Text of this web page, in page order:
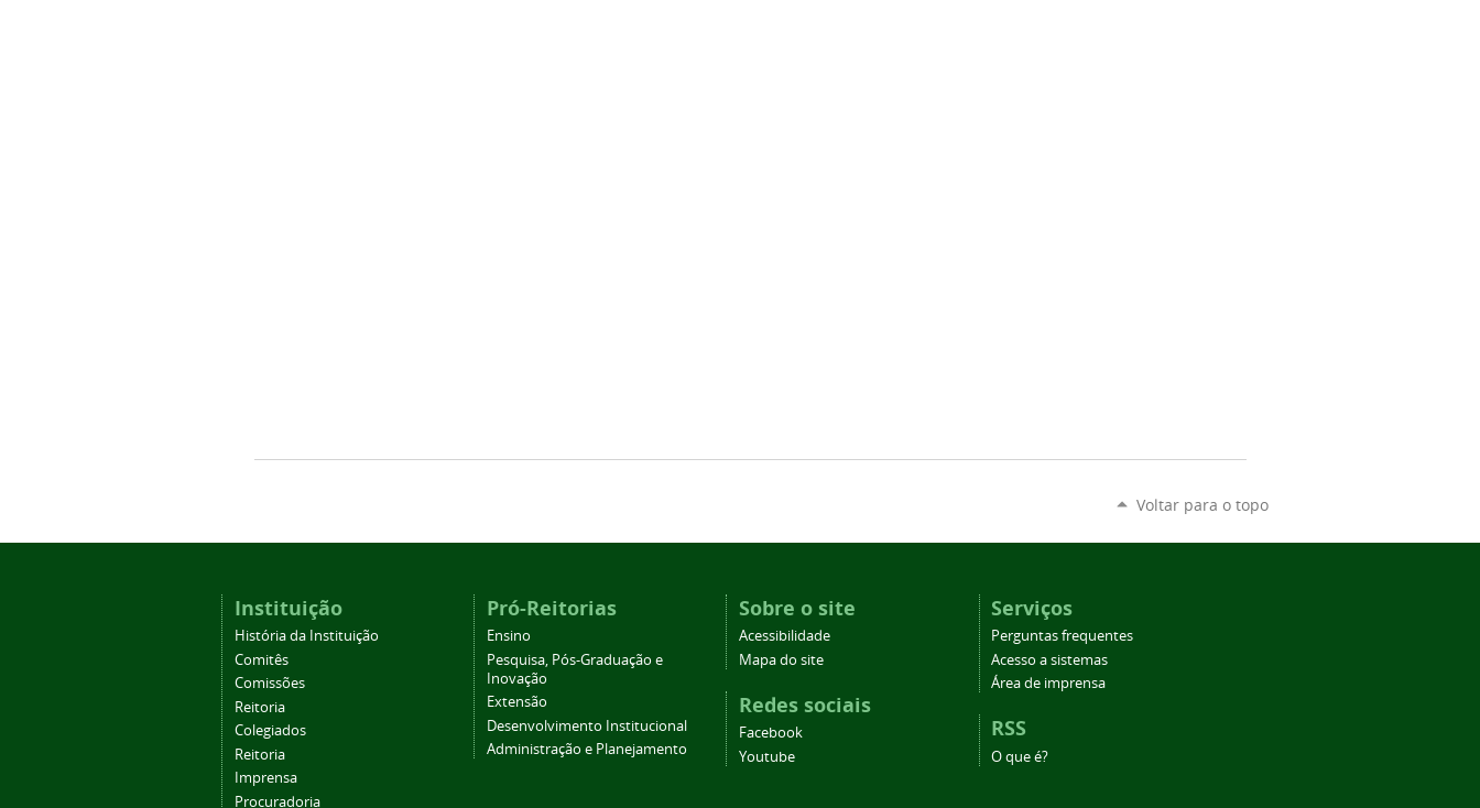
Voltar para o topo
Instituição
História da Instituição
Comitês
Comissões
Reitoria
Colegiados
Reitoria
Imprensa
Procuradoria
Pró-Reitorias
Ensino
Pesquisa, Pós-Graduação e
Inovação
Extensão
Desenvolvimento Institucional
Administração e Planejamento
Sobre o site
Acessibilidade
Mapa do site
Redes sociais
Facebook
Youtube
Serviços
Perguntas frequentes
Acesso a sistemas
Área de imprensa
RSS
O que é?